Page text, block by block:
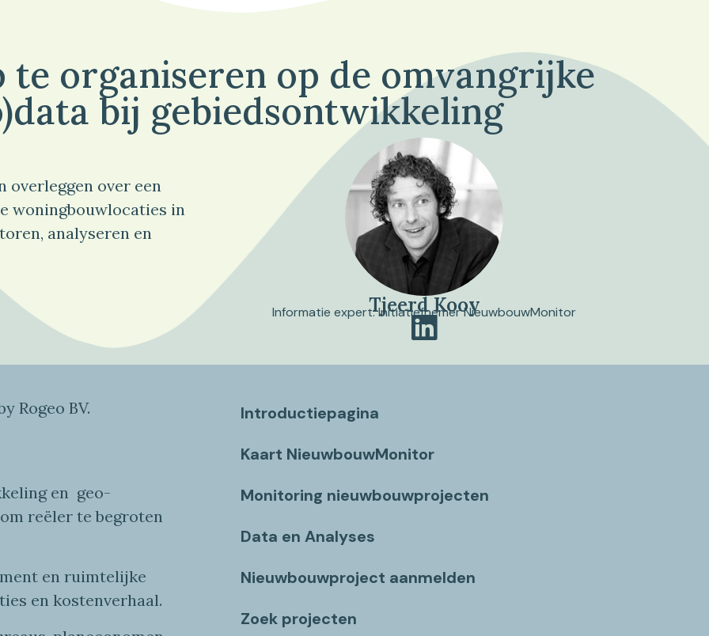
organiseren op de omvangrijke
bij gebiedsontwikkeling
overleggen over een
woningbouwlocaties in
analyseren en
Tjeerd Kooy
Informatie expert. Initiatiefnemer NieuwbouwMonitor
Rogeo BV.
en geo-
reëler te begroten
en ruimtelijke
en kostenverhaal.
Introductiepagina
Kaart NieuwbouwMonitor
Monitoring nieuwbouwprojecten
Data en Analyses
Nieuwbouwproject aanmelden
Zoek projecten